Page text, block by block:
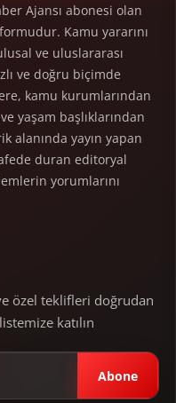
Ajansı abonesi olan
Kamu yararını
ve uluslararası
ve doğru biçimde
kamu kurumlarından
yaşam başlıklarından
alanında yayın yapan
duran editoryal
yorumlarını
özel teklifleri doğrudan
katılın
Abone